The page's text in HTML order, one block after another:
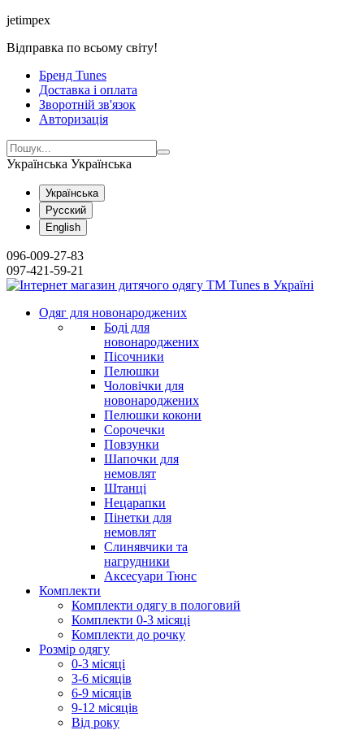
jetimpex
Відправка по всьому світу!
Бренд Tunes
Доставка і оплата
Зворотній зв'язок
Авторизація
Українська Українська
Українська
Русский
English
096-009-27-83
097-421-59-21
Одяг для новонароджених
Боді для
новонароджених
Пісочники
Пелюшки
Чоловічки для
новонароджених
Пелюшки кокони
Сорочечки
Повзунки
Шапочки для
немовлят
Штанці
Нецарапки
Пінетки для
немовлят
Слинявчики та
нагрудники
Аксесуари Тюнс
Комплекти
Комплекти одягу в пологовий
Комплекти 0-3 місяці
Комплекти до рочку
Розмір одягу
0-3 місяці
3-6 місяців
6-9 місяців
9-12 місяців
Від року